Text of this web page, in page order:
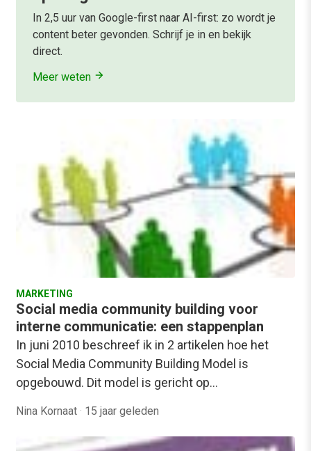
In 2,5 uur van Google-first naar AI-first: zo wordt je
content beter gevonden. Schrijf je in en bekijk
direct.
Meer weten
MARKETING
Social media community building voor
interne communicatie: een stappenplan
In juni 2010 beschreef ik in 2 artikelen hoe het
Social Media Community Building Model is
opgebouwd. Dit model is gericht op…
Nina Kornaat · 15 jaar geleden